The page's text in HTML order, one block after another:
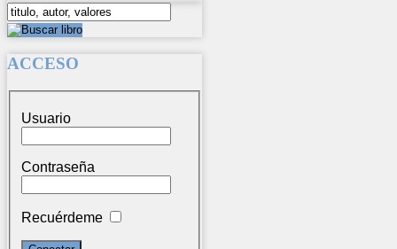
ACCESO
Usuario
Contraseña
Recuérdeme